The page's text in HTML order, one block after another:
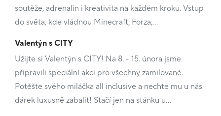
soutěže, adrenalin i kreativita na každém kroku. Vstup
do světa, kde vládnou Minecraft, Forza,…
Valentýn s CITY
Užijte si Valentýn s CITY! Na 8. - 15. února jsme
připravili speciální akci pro všechny zamilované.
Potěšte svého miláčka all inclusive a nechte mu u nás
dárek luxusně zabalit! Stačí jen na stánku u…